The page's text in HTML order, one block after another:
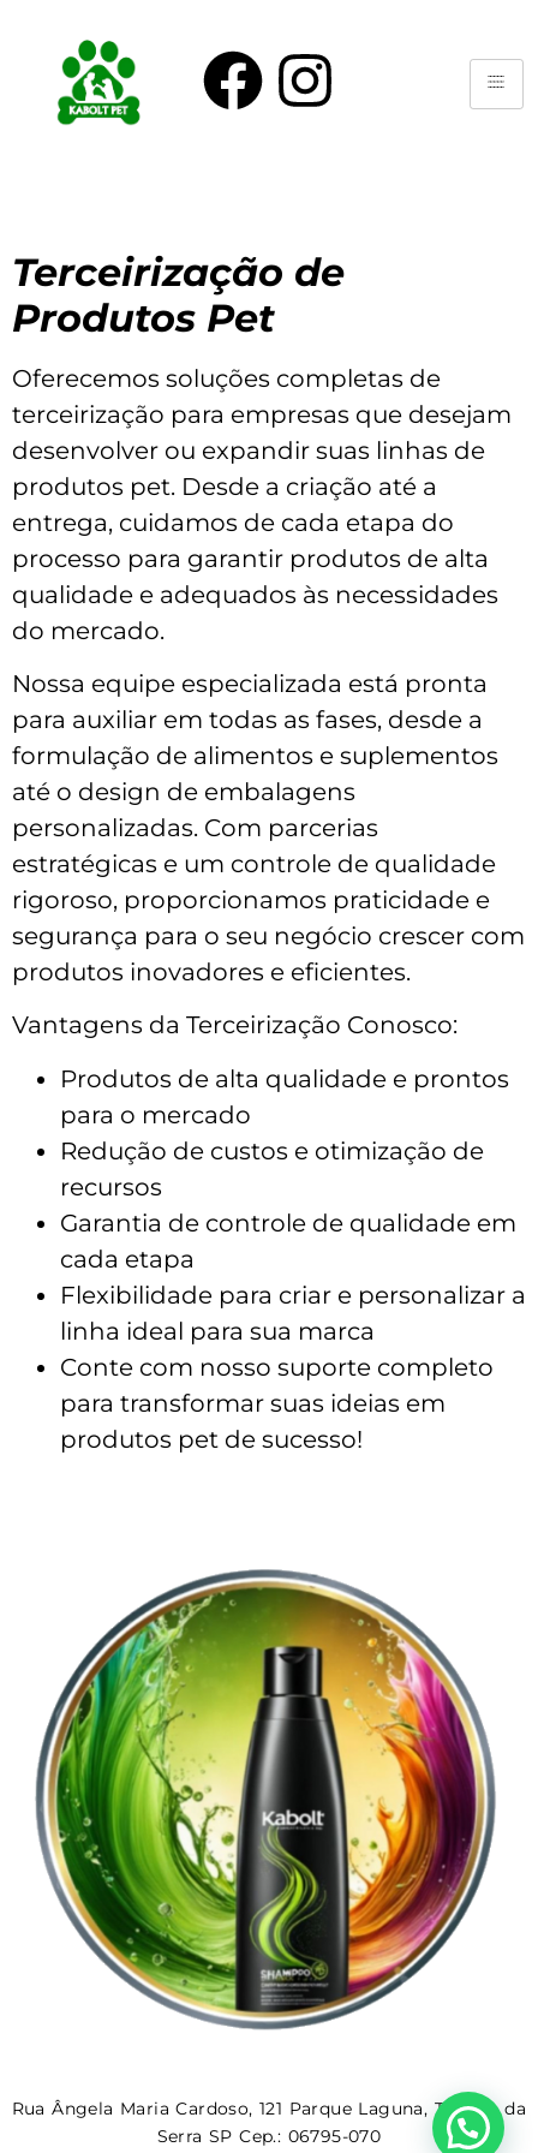
Terceirização de
Produtos Pet
Oferecemos soluções completas de
terceirização para empresas que desejam
desenvolver ou expandir suas linhas de
produtos pet. Desde a criação até a
entrega, cuidamos de cada etapa do
processo para garantir produtos de alta
qualidade e adequados às necessidades
do mercado.
Nossa equipe especializada está pronta
para auxiliar em todas as fases, desde a
formulação de alimentos e suplementos
até o design de embalagens
personalizadas. Com parcerias
estratégicas e um controle de qualidade
rigoroso, proporcionamos praticidade e
segurança para o seu negócio crescer com
produtos inovadores e eficientes.
Vantagens da Terceirização Conosco:
Produtos de alta qualidade e prontos
para o mercado
Redução de custos e otimização de
recursos
Garantia de controle de qualidade em
cada etapa
Flexibilidade para criar e personalizar a
linha ideal para sua marca
Conte com nosso suporte completo
para transformar suas ideias em
produtos pet de sucesso!
Rua Ângela Maria Cardoso, 121 Parque Laguna, Taboão da
Serra SP Cep.: 06795-070